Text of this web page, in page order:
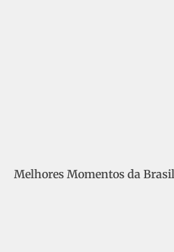
Melhores Momentos da